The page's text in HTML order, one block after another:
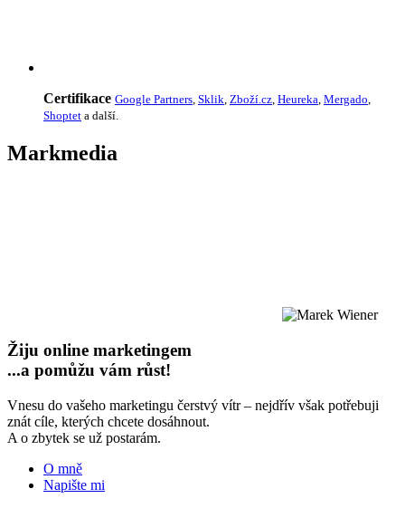
Certifikace Google Partners, Sklik, Zboží.cz, Heureka, Mergado,
Shoptet a další.
Markmedia
Žiju online marketingem
...a pomůžu vám růst!
Vnesu do vašeho marketingu čerstvý vítr – nejdřív však potřebuji
znát cíle, kterých chcete dosáhnout.
A o zbytek se už postarám.
O mně
Napište mi